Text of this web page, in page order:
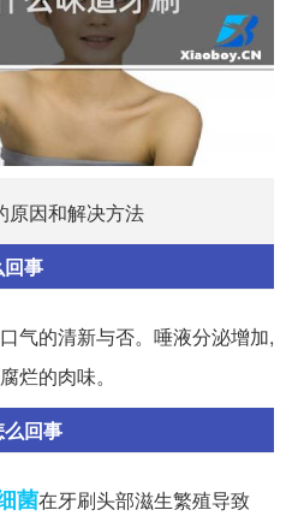
原因和解决方法
事
气的清新与否。唾液分泌增加,
烂的肉味。
回事
菌在牙刷头部滋生繁殖导致